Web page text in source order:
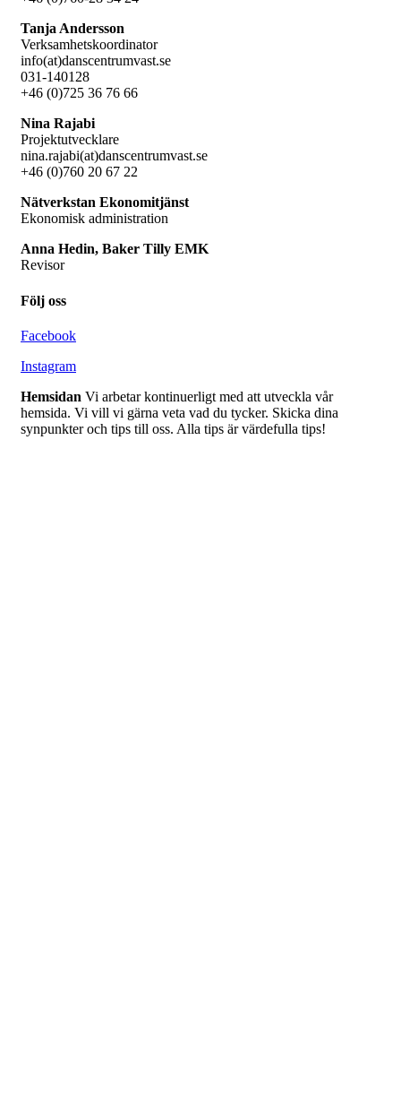
Tanja Andersson
Verksamhetskoordinator
info(at)danscentrumvast.se
031-140128
+46 (0)725 36 76 66
Nina Rajabi
Projektutvecklare
nina.rajabi(at)danscentrumvast.se
+46 (0)760 20 67 22
Nätverkstan Ekonomitjänst
Ekonomisk administration
Anna Hedin, Baker Tilly EMK
Revisor
Följ oss
Facebook
Instagram
Hemsidan Vi arbetar kontinuerligt med att utveckla vår
hemsida. Vi vill vi gärna veta vad du tycker. Skicka dina
synpunkter och tips till oss. Alla tips är värdefulla tips!